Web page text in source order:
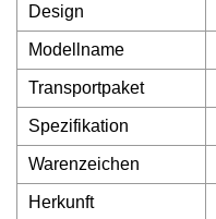
Design
Modellname
Transportpaket
Spezifikation
Warenzeichen
Herkunft